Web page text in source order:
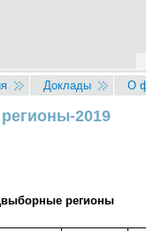
Доклады О
2019
регионы